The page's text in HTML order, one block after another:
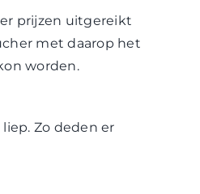
prijzen uitgereikt
met daarop het
worden.
Zo deden er